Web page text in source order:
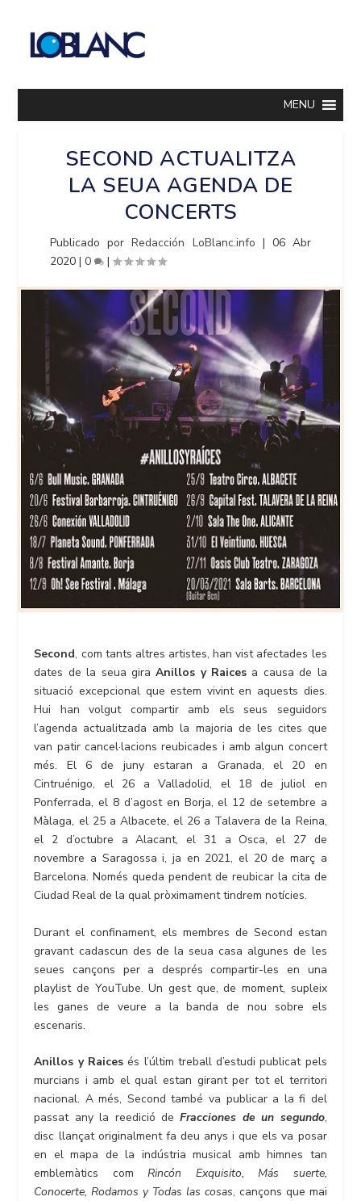
MENU
SECOND ACTUALITZA
LA SEUA AGENDA DE
CONCERTS
Publicado porRedacción LoBlanc.info | 06 Abr
2020 |0 |
Second, com tants altres artistes, han vist afectades les
dates de la seua giraAnillos y Raices a causa de la
situació excepcional que estem vivint en aquests dies.
Hui han volgut compartir amb els seus seguidors
l’agenda actualitzada amb la majoria de les cites que
van patir cancel·lacions reubicades i amb algun concert
més. El 6 de juny estaran a Granada, el 20 en
Cintruénigo, el 26 a Valladolid, el 18 de juliol en
Ponferrada, el 8 d’agost en Borja, el 12 de setembre a
Màlaga, el 25 a Albacete, el 26 a Talavera de la Reina,
el 2 d’octubre a Alacant, el 31 a Osca, el 27 de
novembre a Saragossa i, ja en 2021, el 20 de març a
Barcelona. Només queda pendent de reubicar la cita de
Ciudad Real de la qual pròximament tindrem notícies.
Durant el confinament, els membres de Second estan
gravant cadascun des de la seua casa algunes de les
seues cançons per a després compartir-les en una
playlist de YouTube. Un gest que, de moment, supleix
les ganes de veure a la banda de nou sobre els
escenaris.
Anillos y Raicesés l’últim treball d’estudi publicat pels
murcians i amb el qual estan girant per tot el territori
nacional. A més, Second també va publicar a la fi del
passat any la reedició deFracciones de un segundo,
disc llançat originalment fa deu anys i que els va posar
en el mapa de la indústria musical amb himnes tan
emblemàtics comRincón Exquisito, Más suerte,
Conocerte, Rodamos y Todas las cosas, cançons que mai